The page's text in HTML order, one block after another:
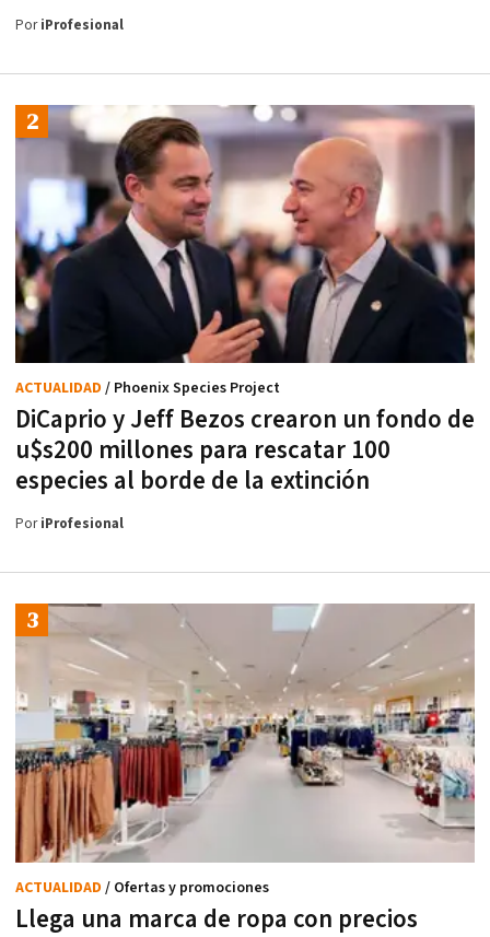
PoriProfesional
DiCaprio y Jeff Bezos crearon un fondo de
u$s200 millones para rescatar 100
especies al borde de la extinción
ACTUALIDAD / Phoenix Species Project
PoriProfesional
Llega una marca de ropa con precios
ACTUALIDAD / Ofertas y promociones